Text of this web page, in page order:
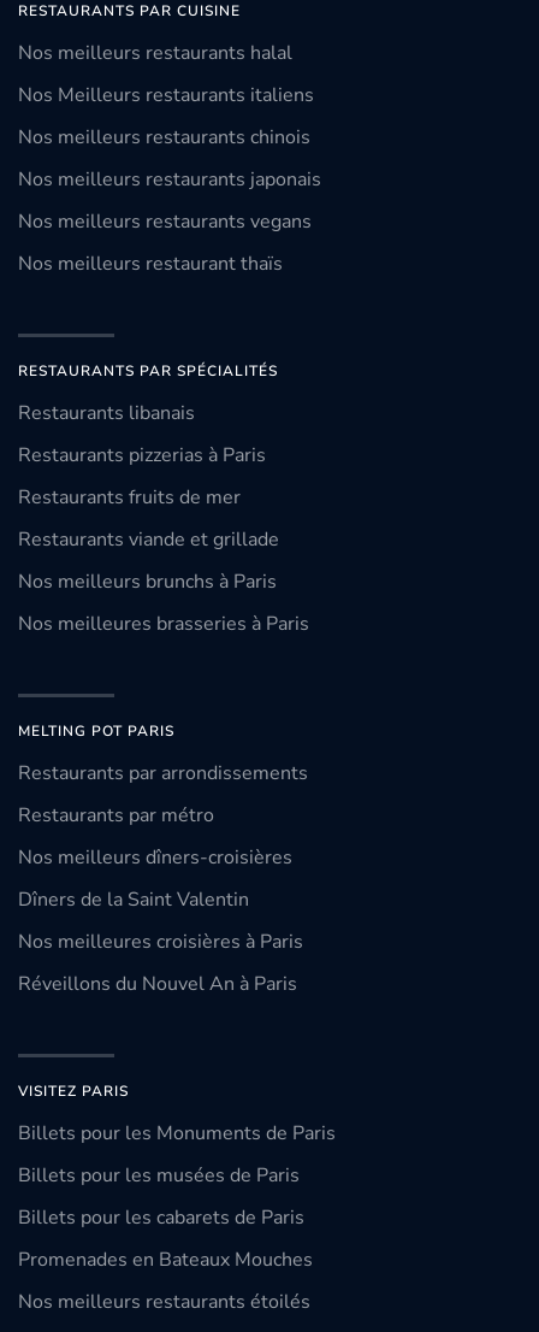
RESTAURANTS PAR CUISINE
Nos meilleurs restaurants halal
Nos Meilleurs restaurants italiens
Nos meilleurs restaurants chinois
Nos meilleurs restaurants japonais
Nos meilleurs restaurants vegans
Nos meilleurs restaurant thaïs
RESTAURANTS PAR SPÉCIALITÉS
Restaurants libanais
Restaurants pizzerias à Paris
Restaurants fruits de mer
Restaurants viande et grillade
Nos meilleurs brunchs à Paris
Nos meilleures brasseries à Paris
MELTING POT PARIS
Restaurants par arrondissements
Restaurants par métro
Nos meilleurs dîners-croisières
Dîners de la Saint Valentin
Nos meilleures croisières à Paris
Réveillons du Nouvel An à Paris
VISITEZ PARIS
Billets pour les Monuments de Paris
Billets pour les musées de Paris
Billets pour les cabarets de Paris
Promenades en Bateaux Mouches
Nos meilleurs restaurants étoilés